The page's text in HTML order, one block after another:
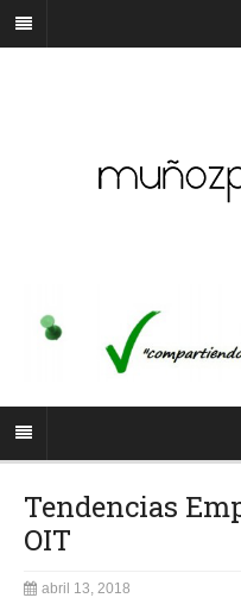
Tendencias
OIT
abril 13, 2018